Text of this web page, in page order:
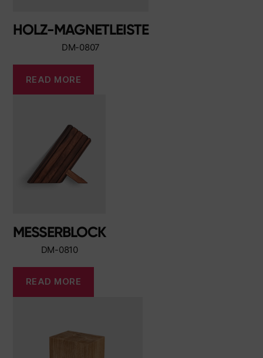
HOLZ-MAGNETLEISTE
DM-0807
READ MORE
MESSERBLOCK
DM-0810
READ MORE